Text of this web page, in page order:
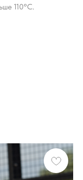
110°С.